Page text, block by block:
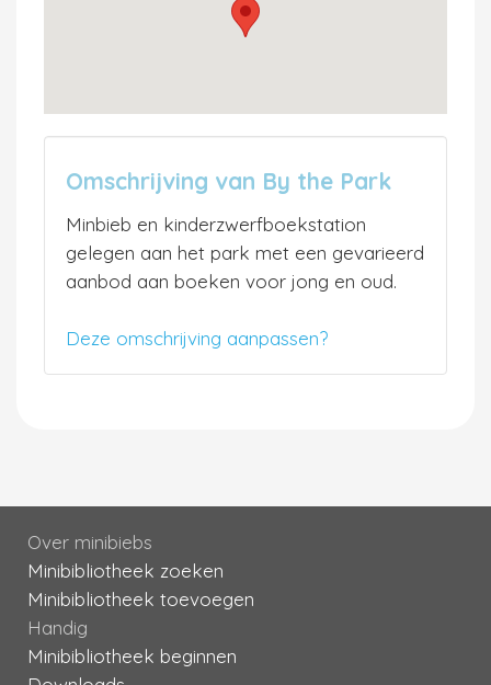
Omschrijving van By the Park
Minbieb en kinderzwerfboekstation
gelegen aan het park met een gevarieerd
aanbod aan boeken voor jong en oud.
Deze omschrijving aanpassen?
Over minibiebs
Minibibliotheek zoeken
Minibibliotheek toevoegen
Handig
Minibibliotheek beginnen